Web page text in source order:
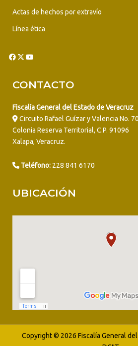
Actas de hechos por extravío
Línea ética
CONTACTO
Fiscalía General del Estado de Veracruz
Circuito Rafael Guízar y Valencia No.
Colonia Reserva Territorial, C.P. 91096
Xalapa, Veracruz.
Teléfono: 228 841 6170
UBICACIÓN
Copyright © 2026 Fiscalía General